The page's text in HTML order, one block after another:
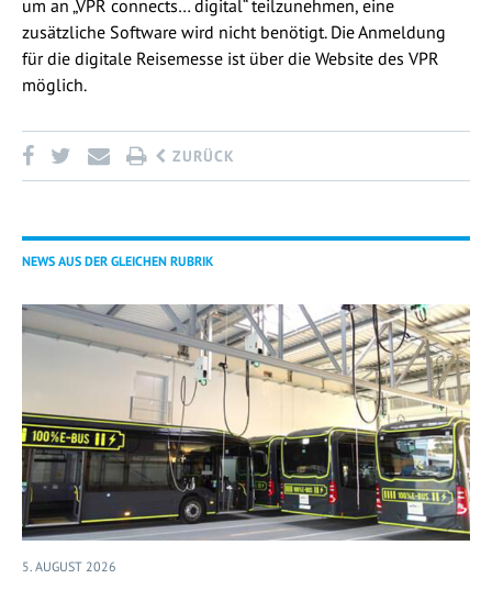
um an „VPR connects… digital“ teilzunehmen, eine
zusätzliche Software wird nicht benötigt. Die Anmeldung
für die digitale Reisemesse ist über die Website des VPR
möglich.
ZURÜCK
NEWS AUS DER GLEICHEN RUBRIK
5. AUGUST 2026